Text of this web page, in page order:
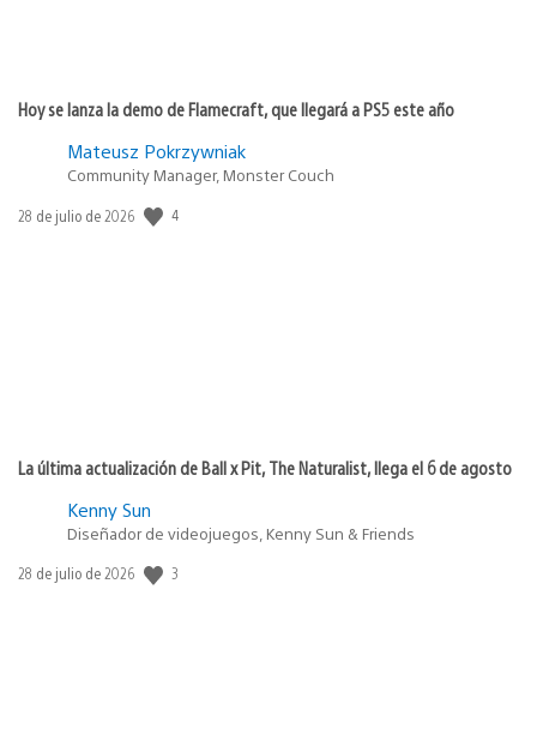
Hoy se lanza la demo de Flamecraft, que llegará a PS5 este año
Mateusz Pokrzywniak
Community Manager, Monster Couch
Fecha
28 de julio de 2026 4
La última actualización de Ball x Pit, The Naturalist, llega el 6 de agosto
Kenny Sun
Diseñador de videojuegos, Kenny Sun & Friends
Fecha
28 de julio de 2026 3